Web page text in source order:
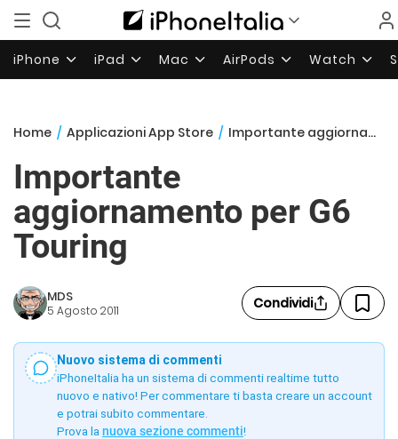
iPhone iPad Mac AirPods Watch
Home / Applicazioni App Store / Importante aggiornamento per G6 Touring
Importante
aggiornamento per G6
Touring
MDS
5 Agosto 2011 Condividi
Nuovo sistema di commenti
iPhoneItalia ha un sistema di commenti realtime tutto
nuovo e nativo! Per commentare ti basta creare un account
e potrai subito commentare.
Prova la nuova sezione commenti!